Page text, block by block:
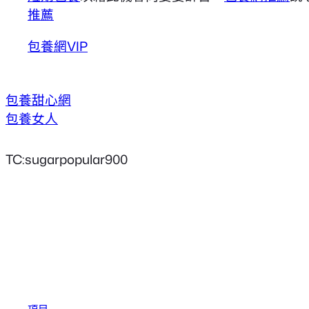
推薦
包養網VIP
包養甜心網
包養女人
TC:sugarpopular900